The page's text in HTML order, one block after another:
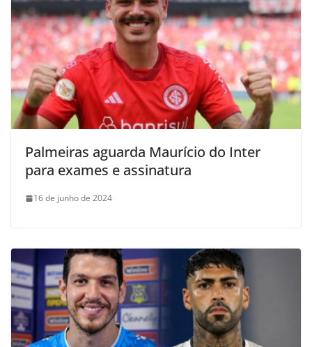
Palmeiras aguarda Maurício do Inter
para exames e assinatura
16 de junho de 2024